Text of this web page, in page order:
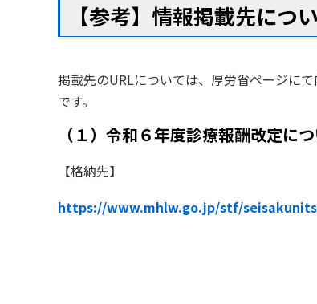
【参考】情報掲載先につ
掲載先のURLについては、厚労省ページに
です。
（１）令和６年度診療報酬改定に
【格納先】
https://www.mhlw.go.jp/stf/